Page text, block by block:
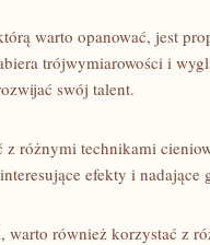
warto opanować, jest
trójwymiarowości i
swój talent.
z różnymi technikami
efekty i nadające
warto również korzystać​ z